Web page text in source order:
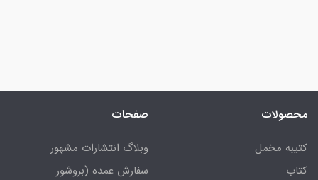
محصولات
کتیبه مخمل
کتاب
صفحات
وبلاگ انتشارات مشهور
سفارش عمده (بروشور